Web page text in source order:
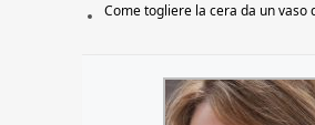
Come togliere la cera da un vaso